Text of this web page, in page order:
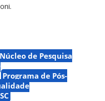
Núcleo de Pesquisa
Programa de Pós-